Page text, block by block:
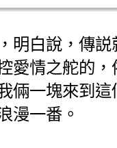
明白說，傳
愛情之舵的
倆一塊來到
漫一番。